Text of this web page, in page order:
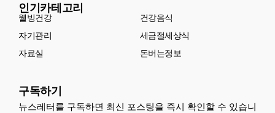
인기카테고리
웰빙건강
건강음식
자기관리
세금절세상식
자료실
돈버는정보
구독하기
뉴스레터를 구독하면 최신 포스팅을 즉시 확인할 수 있습니